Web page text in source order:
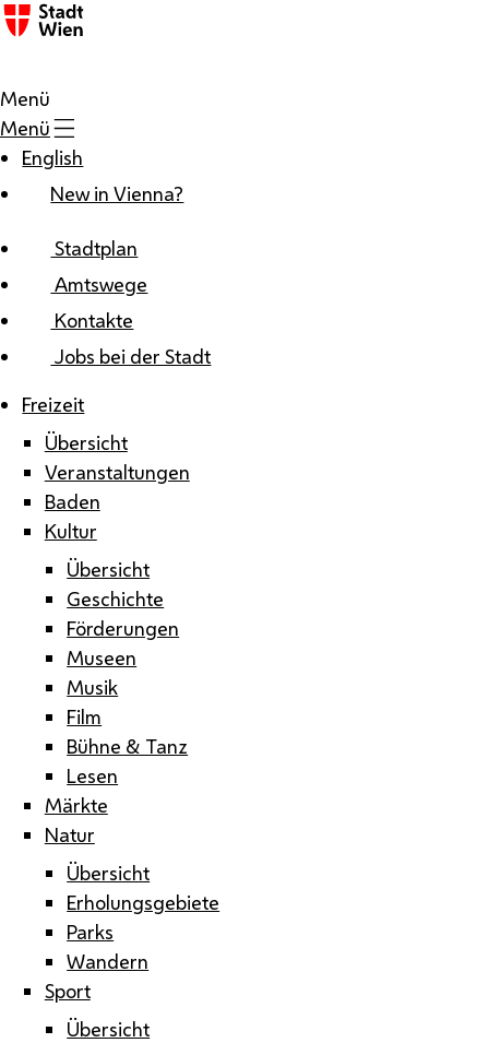
Zum Inhalt
Menü
Menü
English
New in Vienna?
Stadtplan
Amtswege
Kontakte
Jobs bei der Stadt
Freizeit
Übersicht
Veranstaltungen
Baden
Kultur
Übersicht
Geschichte
Förderungen
Museen
Musik
Film
Bühne & Tanz
Lesen
Märkte
Natur
Übersicht
Erholungsgebiete
Parks
Wandern
Sport
Übersicht